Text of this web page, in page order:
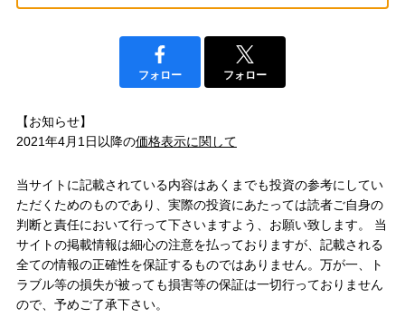
フォロー フォロー
【お知らせ】
2021年4月1日以降の価格表示に関して
当サイトに記載されている内容はあくまでも投資の参考にしてい
ただくためのものであり、実際の投資にあたっては読者ご自身の
判断と責任において行って下さいますよう、お願い致します。 当
サイトの掲載情報は細心の注意を払っておりますが、記載される
全ての情報の正確性を保証するものではありません。万が一、ト
ラブル等の損失が被っても損害等の保証は一切行っておりません
ので、予めご了承下さい。